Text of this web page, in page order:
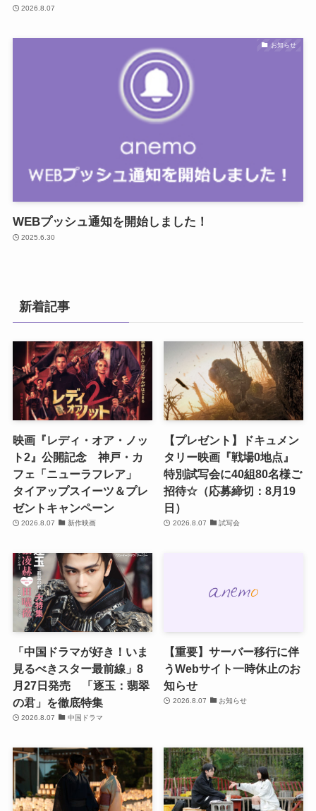
2026.8.07
お知らせ
WEBプッシュ通知を開始しました！
2025.6.30
新着記事
映画『レディ・オア・ノッ
ト2』公開記念 神戸・カ
フェ「ニューラフレア」
タイアップスイーツ＆プレ
ゼントキャンペーン
2026.8.07 新作映画
【プレゼント】ドキュメン
タリー映画『戦場0地点』
特別試写会に40組80名様ご
招待☆（応募締切：8月19
日）
2026.8.07 試写会
「中国ドラマが好き！いま
見るべきスター最前線」8
月27日発売 「逐玉：翡翠
の君」を徹底特集
2026.8.07 中国ドラマ
【重要】サーバー移行に伴
うWebサイト一時休止のお
知らせ
2026.8.07 お知らせ